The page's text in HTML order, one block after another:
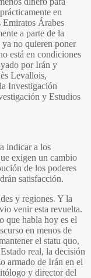
en
Emiratos Árabes
a parte de la
no quieren poner
está en condiciones
por Irán y
Levallois,
Investigación
y Estudios
indicar a los
exigen un cambio
de los poderes
satisfacción.
y regiones. Y la
venir esta revuelta.
que habla hoy es el
en menos de
el statu quo,
real, la decisión
armado de Irán en el
y director del